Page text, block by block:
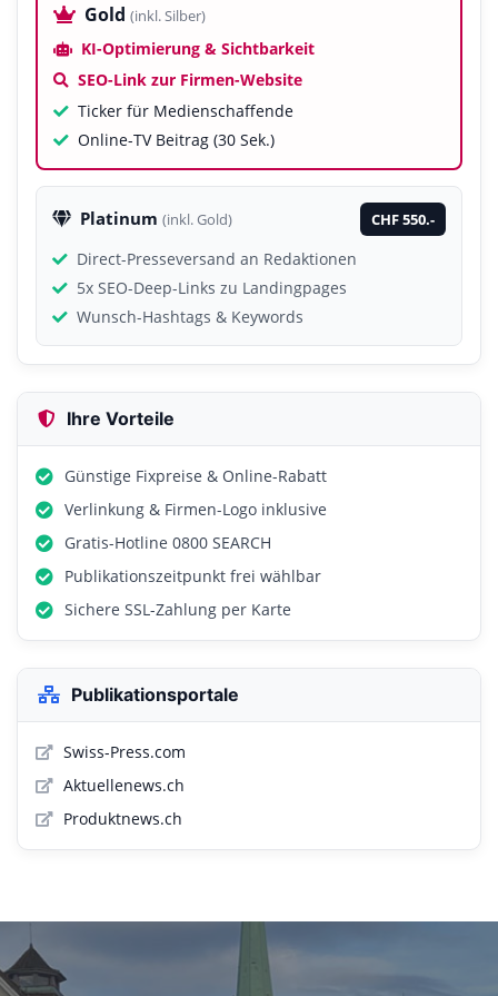
Gold (inkl. Silber)
KI-Optimierung & Sichtbarkeit
SEO-Link zur Firmen-Website
Ticker für Medienschaffende
Online-TV Beitrag (30 Sek.)
Platinum (inkl. Gold) CHF 550.-
Direct-Presseversand an Redaktionen
5x SEO-Deep-Links zu Landingpages
Wunsch-Hashtags & Keywords
Ihre Vorteile
Günstige Fixpreise & Online-Rabatt
Verlinkung & Firmen-Logo inklusive
Gratis-Hotline 0800 SEARCH
Publikationszeitpunkt frei wählbar
Sichere SSL-Zahlung per Karte
Publikationsportale
Swiss-Press.com
Aktuellenews.ch
Produktnews.ch